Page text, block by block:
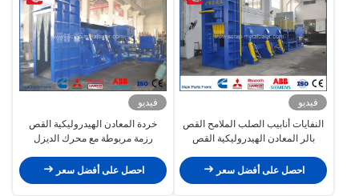
فيديو
النفايات أنابيب الصلب الملامح القص
بالر المعادن الهيدروليكية القص
احصل على أفضل سعر
فيديو
خردة المعادن الهيدروليكية القص
رزمة مربوطة مع محرك الديزل
احصل على أفضل سعر